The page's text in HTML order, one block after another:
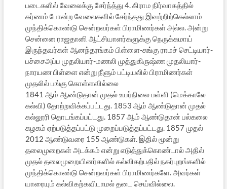
படைகளில் வேலைக்கு சேர்ந்த்து 4. கிராம நிர்வாகத்தில்
கர்ணம் போன்ற வேலைகளில் சேர்ந்தது இவற்றிற்கெல்லாம்
முந்திக்கொண்டு சென்றவர்கள் பிராமிணர்கள் அல்ல. அன்று
சென்னை ராஜதானி ஆட்சியாளர்களுக்கு நெருக்கமாய்
இருந்தவர்கள் ஆனந்தரங்கம் பிள்ளை-சுங்கு ராமச் செட்டியார்-
பச்சைஅப்ப முதலியார்-மணலி முத்துகிருஷ்ண முதலியார்-
நாரயண பிள்ளை என்று நீளும் பட்டியலில் பிராமிணர்கள்
முதலில் பங்கு கொள்ளவில்லை
1841 ஆம் ஆண்டுதான் முதல் உயர்நிலை பள்ளி (மெக்காலே
கல்வி) தோற்றவிக்கப்பட்டது. 1853 ஆம் ஆண்டுதான் முதல்
கல்லூரி தொடங்கப்பட்டது. 1857 ஆம் ஆண்டுதான் பல்கலை
கழகம் ஏற்படுத்தப்பட்டு முறைப்படுத்தப்பட்டது. 1857 முதல்
2012 ஆண்டுவரை 155 ஆண்டுகள். இதில் மூன்று
தலைமுறைகள் அடக்கம் என்று எடுத்துக்கொண்டால் அதில்
முதல் தலைமுறையினர்களில் கல்விகற்பதில் நகர்புறங்களில்
முந்திக்கொண்டு சென்றவர்கள் பிராமிணர்களே. அவர்கள்
யாரையும் கல்விகற்கவிடாமல் தடை செய்வில்லை.